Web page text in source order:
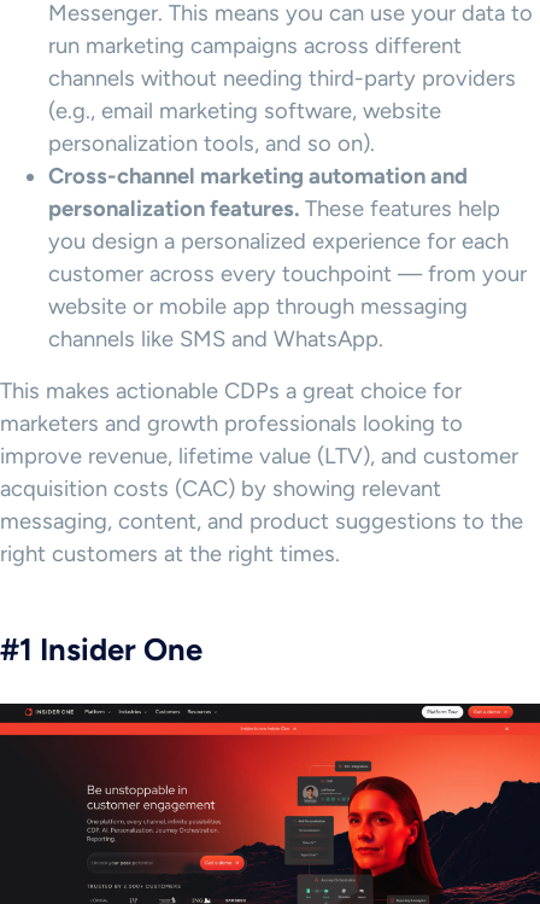
Messenger. This means you can use your data to
run marketing campaigns across different
channels without needing third-party providers
(e.g., email marketing software, website
personalization tools, and so on).
Cross-channel marketing automationand
personalization features. These features help
you design a personalized experience for each
customer across every touchpoint — from your
website or mobile app through messaging
channels like SMS and WhatsApp.
This makes actionable CDPs a great choice for
marketers and growth professionals looking to
improve revenue, lifetime value (LTV), and customer
acquisition costs (CAC) by showing relevant
messaging, content, and product suggestions to the
right customers at the right times.
#1 Insider One